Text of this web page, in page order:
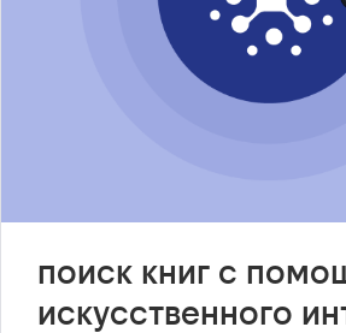
поиск книг с
искусственного